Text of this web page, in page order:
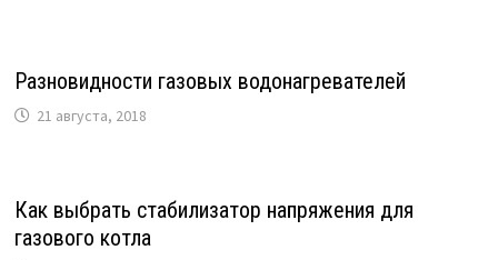
Разновидности газовых водонагревателей
21 августа, 2018
Как выбрать стабилизатор напряжения для
газового котла